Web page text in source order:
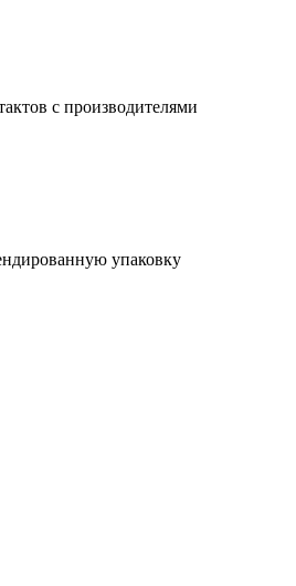
с производителями
упаковку